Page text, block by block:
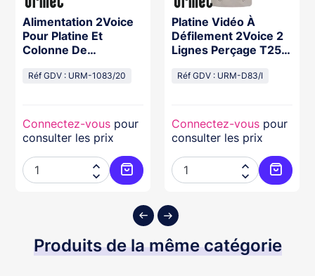
au panier
Alimentation 2Voice
Pour Platine Et
Colonne De
Rail Din 10M
Réf GDV : URM-1083/20
Connectez-vous pour
consulter les prix


Ajouter au panier
Platine Vidéo À
Défilement 2Voice 2
Lignes Perçage T25 -
Réf GDV : URM-D83/I
Connectez-vous pour
consulter les prix


Produits de la même catégorie